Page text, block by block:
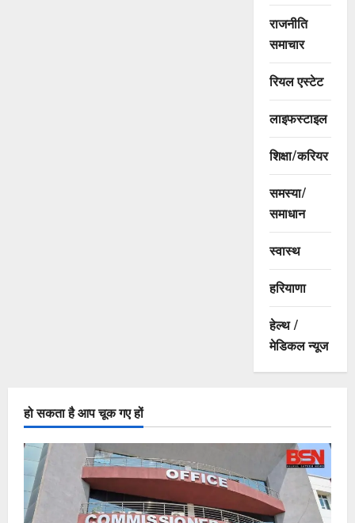
राजनीति
समाचार
रियल एस्टेट
लाइफस्टाइल
शिक्षा/करियर
समस्या/
समाधान
स्वास्थ
हरियाणा
हेल्थ /
मेडिकल न्यूज
हो सकता है आप चूक गए हों